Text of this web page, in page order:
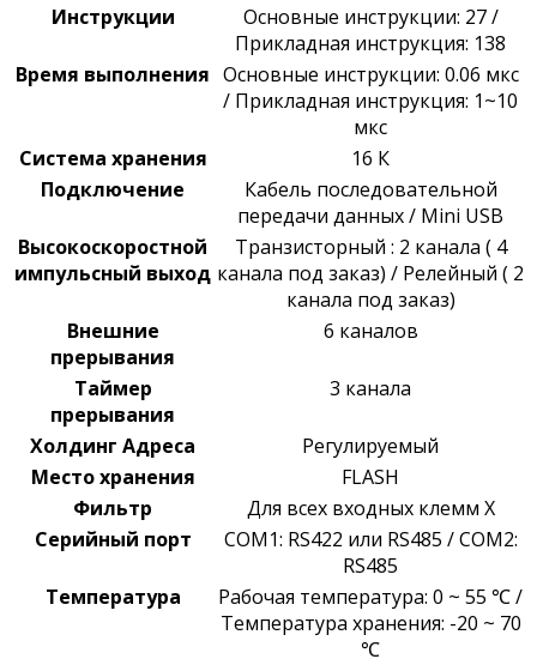
Инструкции
Основные инструкции: 27 /
Прикладная инструкция: 138
Время выполнения Основные инструкции: 0.06 мкс
/ Прикладная инструкция: 1~10
мкс
Система хранения
16 К
Подключение
Кабель последовательной
передачи данных / Mini USB
Высокоскоростной
импульсный выход
Транзисторный : 2 канала ( 4
канала под заказ) / Релейный ( 2
канала под заказ)
Внешние
прерывания
6 каналов
Таймер
прерывания
3 канала
Холдинг Адреса
Регулируемый
Место хранения
FLASH
Фильтр
Для всех входных клемм X
Серийный порт
COM1: RS422 или RS485 /COM2:
RS485
Температура
Рабочая температура: 0 ~ 55 ℃ /
Температура хранения: -20 ~ 70
℃